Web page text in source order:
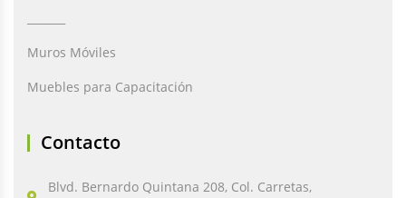
Muros Móviles
Muebles para Capacitación
Contacto
Blvd. Bernardo Quintana 208, Col. Carretas,